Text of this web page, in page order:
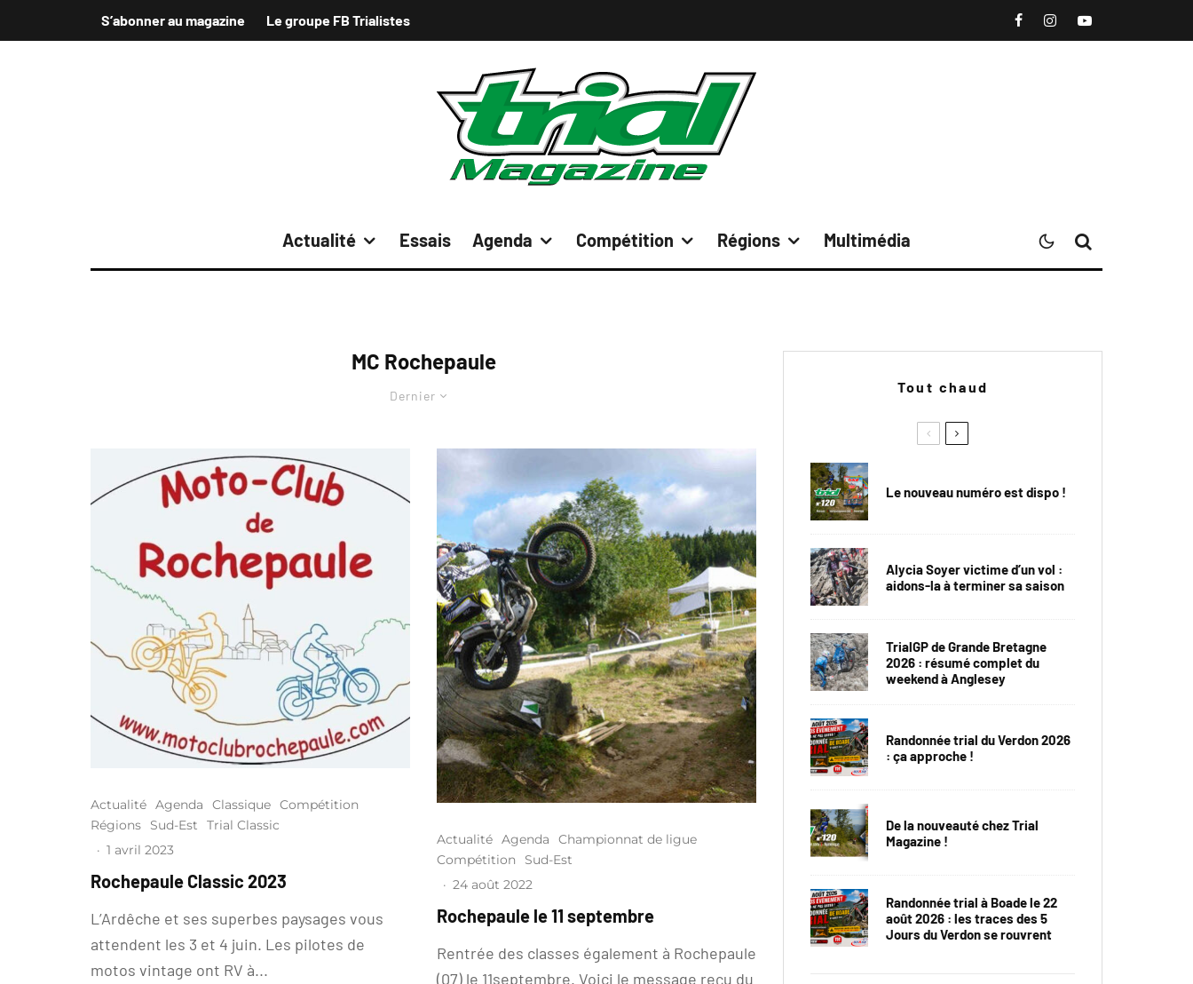
S’abonner au magazine Le groupe FB Trialistes
Actualité Essais Agenda Compétition Régions Multimédia
MC Rochepaule
Dernier
Actualité Agenda Classique Compétition
Régions
Sud-Est
Trial Classic
· 1 avril 2023
Rochepaule Classic 2023
L’Ardêche et ses superbes paysages vous
attendent les 3 et 4 juin. Les pilotes de
motos vintage ont RV à...
Actualité Agenda
Championnat de ligue
Compétition
Sud-Est
· 24 août 2022
Rochepaule le 11 septembre
Rentrée des classes également à Rochepaule
(07) le 11septembre. Voici le message reçu du
Tout chaud
Le nouveau numéro est dispo !
Alycia Soyer victime d’un vol :
aidons-la à terminer sa saison
TrialGP de Grande Bretagne
2026 : résumé complet du
weekend à Anglesey
Randonnée trial du Verdon 2026
: ça approche !
De la nouveauté chez Trial
Magazine !
Randonnée trial à Boade le 22
août 2026 : les traces des 5
Jours du Verdon se rouvrent